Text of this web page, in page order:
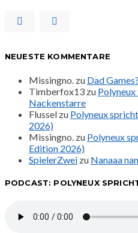
NEUESTE KOMMENTARE
Missingno. zu Dad Games?
Timberfox13 zu
Nackenstarre
Flussel zu Polyneux
2026)
Missingno. zu Polyneux
Edition 2026)
SpielerZwei zu Nanaaa
PODCAST: POLYNEUX